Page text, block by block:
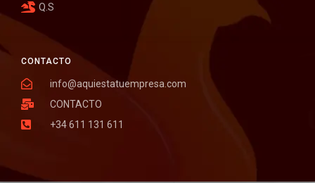
CONTACTO
info@aquiestatuempresa.com
CONTACTO
+34 611 131 611
Q.S